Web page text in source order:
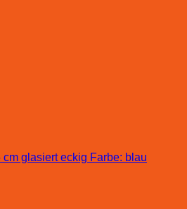
glasiert eckig Farbe: blau